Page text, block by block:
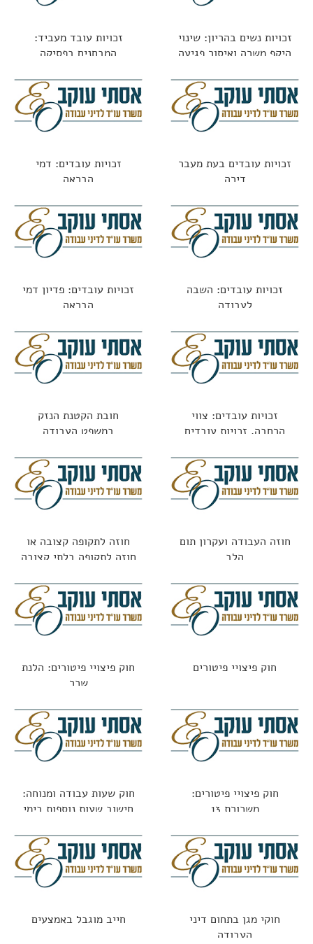
זכויות נשים בהריון: שינוי
היקף משרה ואיסור פגיעה
זכויות עובד מעביד:
המבחנים בפסיקה
זכויות עובדים בעת מעבר
דירה
זכויות עובדים: דמי
הבראה
זכויות עובדים: השבה
לעבודה
זכויות עובדים: פדיון דמי
הבראה
זכויות עובדים: צווי
הרחבה, זכויות עובדים
חובת הקטנת הנזק
במשפט העבודה
חוזה העבודה ועקרון תום
הלב
חוזה לתקופה קצובה או
חוזה לתקופה בלתי קצובה
חוק פיצויי פיטורים
חוק פיצויי פיטורים: הלנת
שכר
חוק פיצויי פיטורים:
משכורת 13
חוק שעות עבודה ומנוחה:
חישוב שעות נוספות בימי
חוקי מגן בתחום דיני
העבודה
חייב מוגבל באמצעים